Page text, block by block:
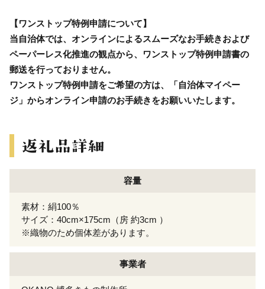
【ワンストップ特例申請について】
当自治体では、オンラインによるスムーズなお手続きおよび
ペーパーレス化推進の観点から、ワンストップ特例申請書の
郵送を行っておりません。
ワンストップ特例申請をご希望の方は、「自治体マイペー
ジ」からオンライン申請のお手続きをお願いいたします。
容量
素材：絹100％
サイズ：40cm×175cm（房 約3cm ）
※織物のため個体差があります。
事業者